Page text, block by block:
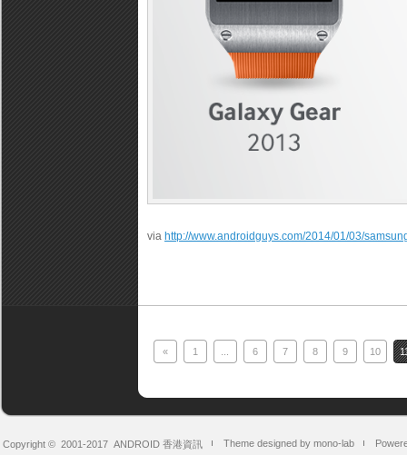
via http://www.androidguys.com/2014/01/03/
« 1 6 7 8 9 10
Copyright © 2001-2017 ANDROID 香港資訊 Theme designed by mono-lab